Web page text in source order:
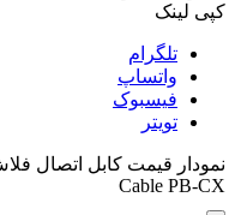
کپی لینک
تلگرام
واتساپ
فیسبوک
تویتر
نمودار قیمت
Cable PB-CX